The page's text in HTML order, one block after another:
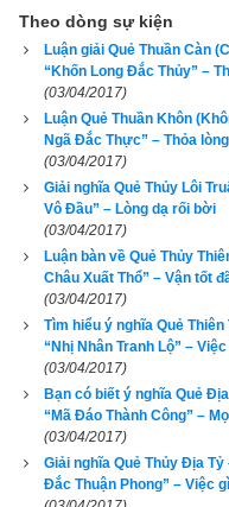
thuộc nhóm quẻ xấu
mông lung, mơ hồ chưa
trái, không phải là thời
tập, tìm người hướng
người trên có quyền
thành, có cố gắng sức
kinh doanh. Tìm việc
hành chưa thuận vì
dưa, dễ thất bại. Tình
chưa kỹ, chưa chắc
3. Lời thơ của quẻ Sơn
Theo dòng sự kiện
Luận giải Quẻ Thuần Càn
“Khốn Long Đắc Thủy” –
(03/04/2017)
Luận Quẻ Thuần Khôn
Ngã Đắc Thực” – Thỏa
(03/04/2017)
Giải nghĩa Quẻ Thủy Lôi
Vô Đầu” – Lòng dạ rối bời
(03/04/2017)
Luận bàn về Quẻ Thủy
Châu Xuất Thổ” – Vận tốt
(03/04/2017)
Tìm hiểu ý nghĩa Quẻ
“Nhị Nhân Tranh Lộ” –
(03/04/2017)
Bạn có biết ý nghĩa Quẻ
“Mã Đáo Thành Công” –
(03/04/2017)
Giải nghĩa Quẻ Thủy Địa
Đắc Thuận Phong” – Việc